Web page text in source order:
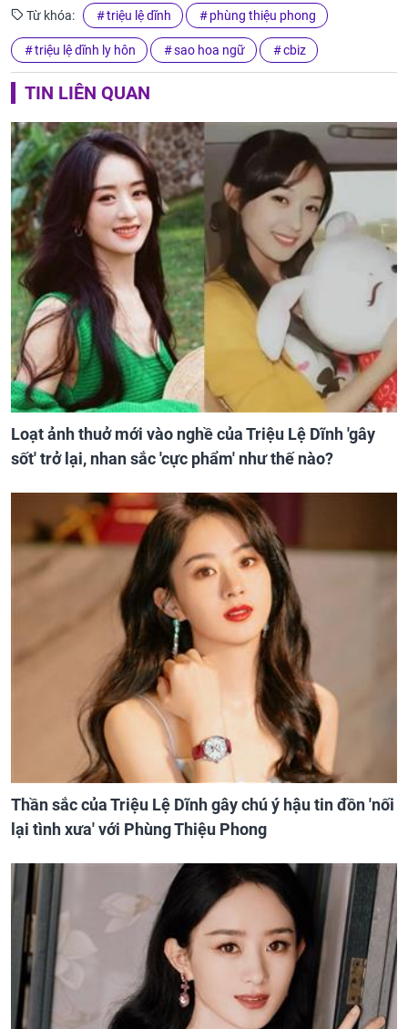
Từ khóa: triệu lệ dĩnh phùng thiệu phong
triệu lệ dĩnh ly hôn sao hoa ngữ cbiz
TIN LIÊN QUAN
Loạt ảnh thuở mới vào nghề của Triệu Lệ Dĩnh 'gây
sốt' trở lại, nhan sắc 'cực phẩm' như thế nào?
Thần sắc của Triệu Lệ Dĩnh gây chú ý hậu tin đồn 'nối
lại tình xưa' với Phùng Thiệu Phong